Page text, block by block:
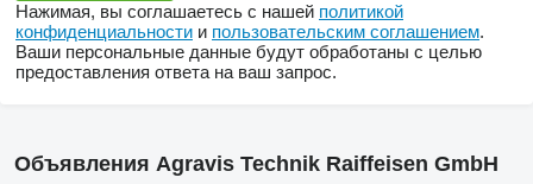
Нажимая, вы соглашаетесь с нашей политикой
конфиденциальности и пользовательским соглашением.
Ваши персональные данные будут обработаны с целью
предоставления ответа на ваш запрос.
Объявления Agravis Technik Raiffeisen GmbH